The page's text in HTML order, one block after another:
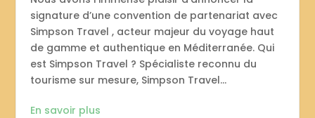
signature d’une convention de partenariat avec
Simpson Travel , acteur majeur du voyage haut
de gamme et authentique en Méditerranée. Qui
est Simpson Travel ? Spécialiste reconnu du
tourisme sur mesure, Simpson Travel...
En savoir plus